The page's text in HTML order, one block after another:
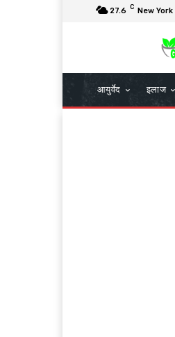
27.6 C New York
आयुर्वेद इलाज